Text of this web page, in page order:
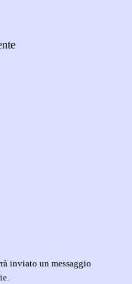
inviato un messaggio